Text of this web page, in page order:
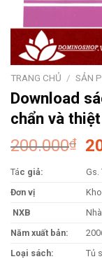
TRANG CHỦ / SẢN
Download
chẩn và
200.000₫
là:
Tác giả:
Gs.
Đơn vị
NXB
Năm xuất bản:
Loại sách:
Tủ